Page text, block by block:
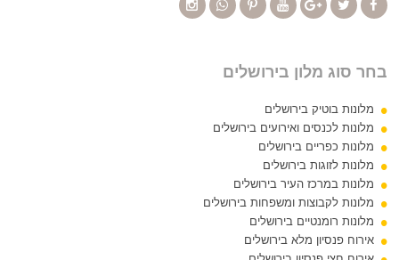
בחר סוג מלון בירושלים
מלונות בוטיק בירושלים
מלונות לכנסים ואירועים בירושלים
מלונות כפריים בירושלים
מלונות לזוגות בירושלים
מלונות במרכז העיר בירושלים
מלונות לקבוצות ומשפחות בירושלים
מלונות רומנטיים בירושלים
אירוח פנסיון מלא בירושלים